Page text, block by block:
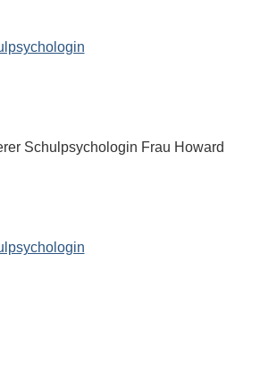
Schulpsychologin Frau Howard